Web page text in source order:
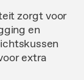
zorgt voor
en
extra